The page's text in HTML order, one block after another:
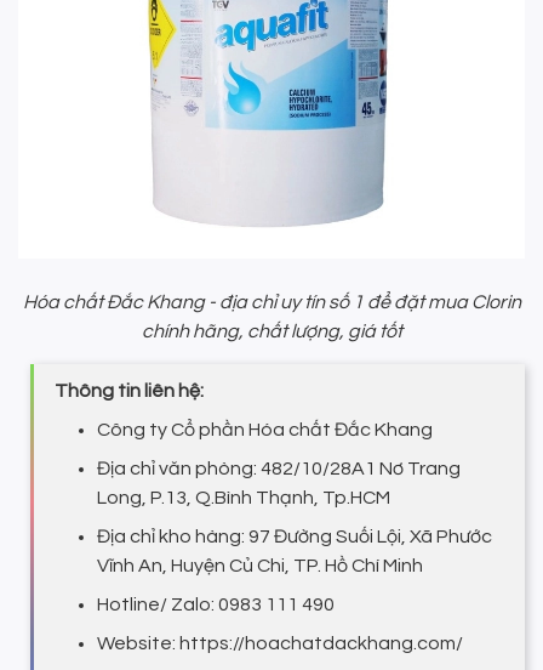
Hóa chất Đắc Khang - địa chỉ uy tín số 1 để đặt mua Clorin
chính hãng, chất lượng, giá tốt
Thông tin liên hệ:
Công ty Cổ phần Hóa chất Đắc Khang
Địa chỉ văn phòng: 482/10/28A1 Nơ Trang
Long, P.13, Q.Bình Thạnh, Tp.HCM
Địa chỉ kho hàng: 97 Đường Suối Lội, Xã Phước
Vĩnh An, Huyện Củ Chi, TP. Hồ Chí Minh
Hotline/ Zalo: 0983 111 490
Website: https://hoachatdackhang.com/